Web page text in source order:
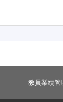
教員業績管